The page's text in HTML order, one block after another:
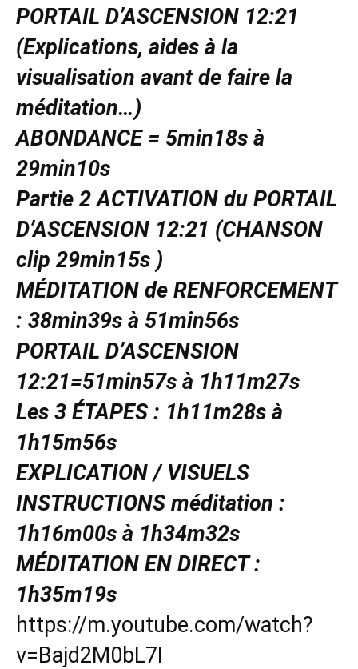
PORTAIL D’ASCENSION 12:21
(Explications, aides à la
visualisation avant de faire la
méditation…)
ABONDANCE = 5min18s à
29min10s
Partie 2 ACTIVATION du PORTAIL
D’ASCENSION 12:21 (CHANSON
clip 29min15s )
MÉDITATION de RENFORCEMENT
: 38min39s à 51min56s
PORTAIL D’ASCENSION
12:21=51min57s à 1h11m27s
Les 3 ÉTAPES : 1h11m28s à
1h15m56s
EXPLICATION / VISUELS
INSTRUCTIONS méditation :
1h16m00s à 1h34m32s
MÉDITATION EN DIRECT :
1h35m19s
https://m.youtube.com/watch?
v=Bajd2M0bL7I